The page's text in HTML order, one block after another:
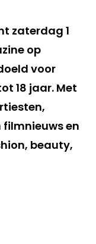
zaterdag 1
op
voor
18 jaar. Met
filmnieuws en
beauty,